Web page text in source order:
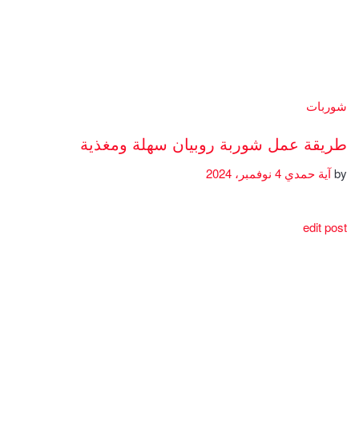
شوربات
طريقة عمل شوربة روبيان سهلة ومغذية
byآية حمدي
edit post